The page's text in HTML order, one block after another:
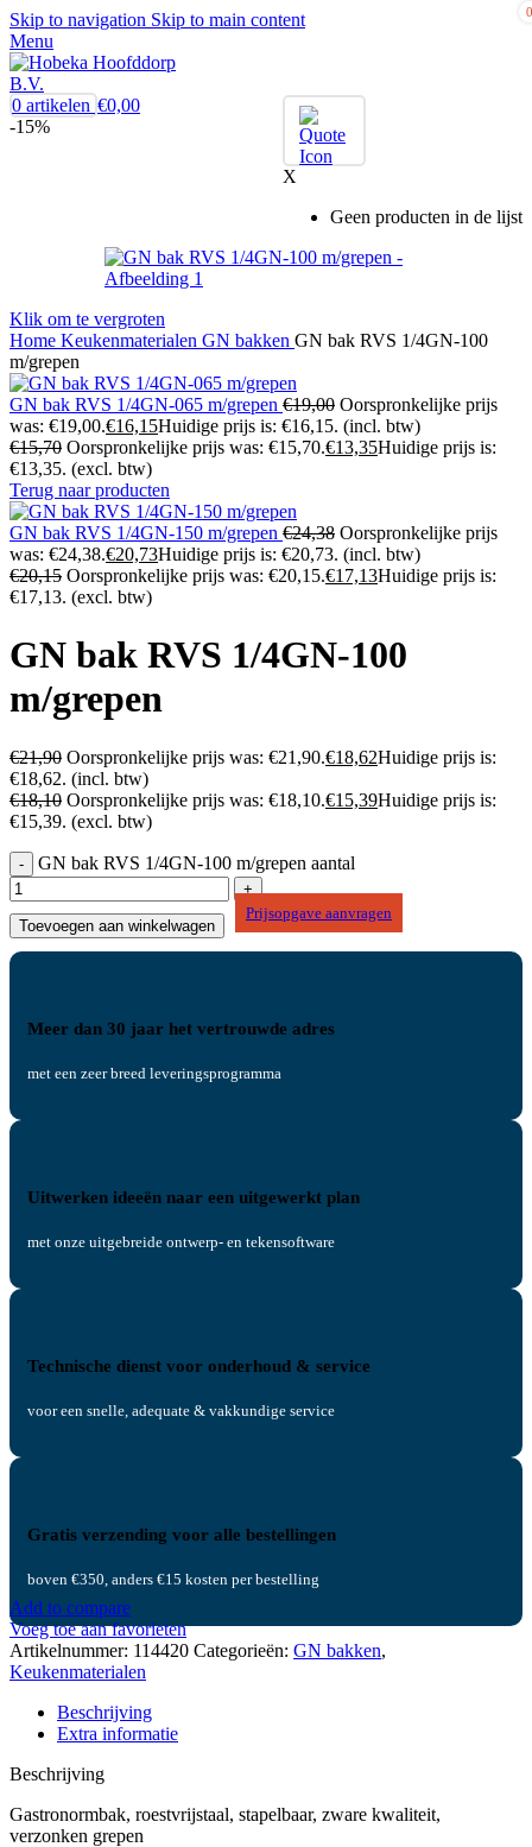
Skip to navigation Skip to main content
Menu
0
X
Geen producten in de lijst
0 artikelen €0,00
-15%
Klik om te vergroten
Home Keukenmaterialen GN bakken GN bak RVS 1/4GN-100
m/grepen
GN bak RVS 1/4GN-065 m/grepen €19,00 Oorspronkelijke prijs
was: €19,00.€16,15Huidige prijs is: €16,15. (incl. btw)
€15,70 Oorspronkelijke prijs was: €15,70.€13,35Huidige prijs is:
€13,35. (excl. btw)
Terug naar producten
GN bak RVS 1/4GN-150 m/grepen €24,38 Oorspronkelijke prijs
was: €24,38.€20,73Huidige prijs is: €20,73. (incl. btw)
€20,15 Oorspronkelijke prijs was: €20,15.€17,13Huidige prijs is:
€17,13. (excl. btw)
GN bak RVS 1/4GN-100
m/grepen
€21,90 Oorspronkelijke prijs was: €21,90.€18,62Huidige prijs is:
€18,62. (incl. btw)
€18,10 Oorspronkelijke prijs was: €18,10.€15,39Huidige prijs is:
€15,39. (excl. btw)
GN bak RVS 1/4GN-100 m/grepen aantal
Toevoegen aan winkelwagen
Prijsopgave aanvragen
Meer dan 30 jaar het vertrouwde adres
met een zeer breed leveringsprogramma
Uitwerken ideeën naar een uitgewerkt plan
met onze uitgebreide ontwerp- en tekensoftware
Technische dienst voor onderhoud & service
voor een snelle, adequate & vakkundige service
Gratis verzending voor alle bestellingen
boven €350, anders €15 kosten per bestelling
Add to compare
Voeg toe aan favorieten
Artikelnummer: 114420 Categorieën: GN bakken,
Keukenmaterialen
Beschrijving
Extra informatie
Beschrijving
Gastronormbak, roestvrijstaal, stapelbaar, zware kwaliteit,
verzonken grepen